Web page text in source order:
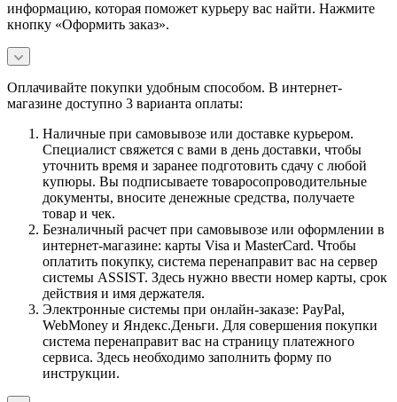
информацию, которая поможет курьеру вас найти. Нажмите
кнопку «Оформить заказ».
Оплачивайте покупки удобным способом. В интернет-
магазине доступно 3 варианта оплаты:
Наличные при самовывозе или доставке курьером.
Специалист свяжется с вами в день доставки, чтобы
уточнить время и заранее подготовить сдачу с любой
купюры. Вы подписываете товаросопроводительные
документы, вносите денежные средства, получаете
товар и чек.
Безналичный расчет при самовывозе или оформлении в
интернет-магазине: карты Visa и MasterCard. Чтобы
оплатить покупку, система перенаправит вас на сервер
системы ASSIST. Здесь нужно ввести номер карты, срок
действия и имя держателя.
Электронные системы при онлайн-заказе: PayPal,
WebMoney и Яндекс.Деньги. Для совершения покупки
система перенаправит вас на страницу платежного
сервиса. Здесь необходимо заполнить форму по
инструкции.